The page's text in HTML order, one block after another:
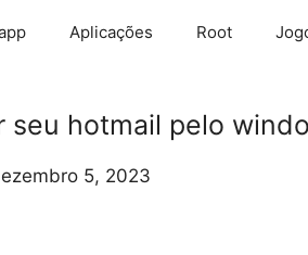
Aplicações Root
seu hotmail pelo
5, 2023